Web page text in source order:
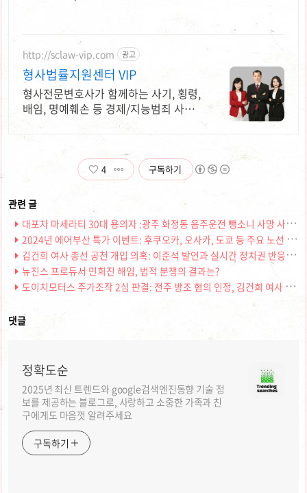
http://sclaw-vip.com 광고
형사법률지원센터 VIP
형사전문변호사가 함께하는 사기, 횡령,
배임, 명예훼손 등 경제/지능범죄 사건
4 구독하기
대포차 마세라티 30대 용의자 :광주 화정동 음주운전 뺑소니 사망 사건
2024년 에어부산 특가 이벤트: 후쿠오카, 오사카, 도쿄 등 주요 노선 최저가 항공권
김건희 여사 총선 공천 개입 의혹: 이준석 발언과 실시간 정치권 반응 분석
뉴진스 프로듀서 민희진 해임, 법적 분쟁의 결과는?
도이치모터스 주가조작 2심 판결: 전주 방조 혐의 인정, 김건희 여사 연루 가능성?
댓글
정확도순
2025년 최신 트렌드와 google검색엔진동향 기술 정
보를 제공하는 블로그로, 사랑하고 소중한 가족과 친
구에게도 마음껏 알려주세요
구독하기